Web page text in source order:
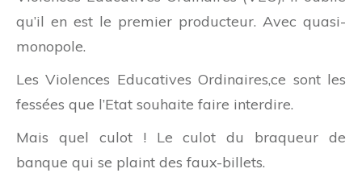
qu’il en est le premier producteur. Avec quasi-
monopole.
Les Violences Educatives Ordinaires,ce sont les
fessées que l’Etat souhaite faire interdire.
Mais quel culot ! Le culot du braqueur de
banque qui se plaint des faux-billets.